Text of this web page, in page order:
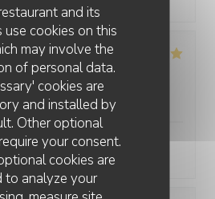
and its
use cookies on this
may involve the
of personal data.
cookies are
and installed by
Other optional
your consent.
cookies are
to analyze your
2
:5 /5 Food : 5/5 Value